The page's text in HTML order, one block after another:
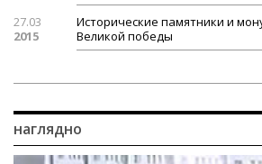
27.03
2015
Исторические памятники и
Великой победы
наглядно